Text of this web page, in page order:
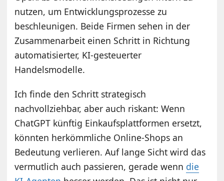
nutzen, um Entwicklungsprozesse zu
beschleunigen. Beide Firmen sehen in der
Zusammenarbeit einen Schritt in Richtung
automatisierter, KI-gesteuerter
Handelsmodelle.
Ich finde den Schritt strategisch
nachvollziehbar, aber auch riskant: Wenn
ChatGPT künftig Einkaufsplattformen ersetzt,
könnten herkömmliche Online-Shops an
Bedeutung verlieren. Auf lange Sicht wird das
vermutlich auch passieren, gerade wenn die